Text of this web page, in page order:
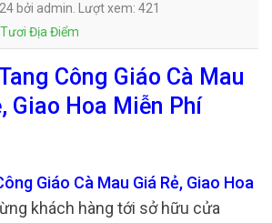
bởi admin. Lượt xem: 421
Địa Điểm
Công Giáo Cà Mau
Giao Hoa Miễn Phí
Giáo Cà Mau Giá Rẻ, Giao Hoa
khách hàng tới sở hữu cửa